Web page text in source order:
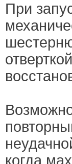
При
когда